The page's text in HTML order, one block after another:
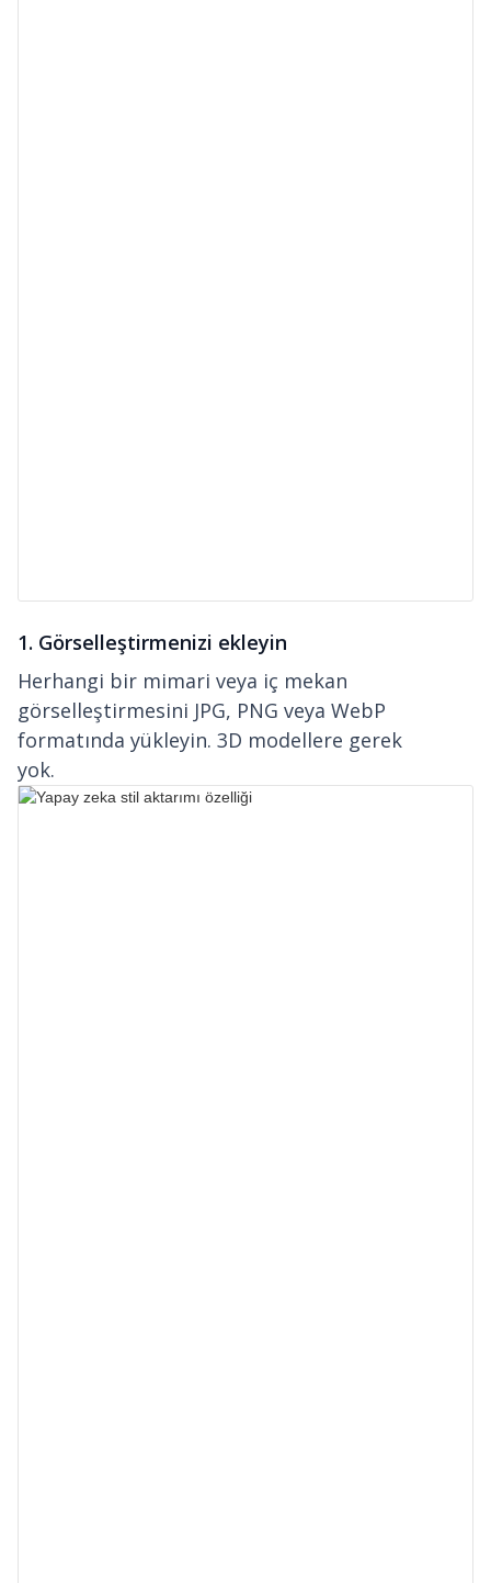
1. Görselleştirmenizi ekleyin
Herhangi bir mimari veya iç mekan
görselleştirmesini JPG, PNG veya WebP
formatında yükleyin. 3D modellere gerek
yok.